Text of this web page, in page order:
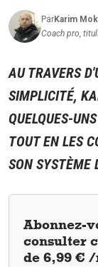
ParKarim
Coach pro,
AU TRAVERS
SIMPLICITÉ,
QUELQUES-
TOUT EN LES
SON SYSTÈME
Abonnez-
consulter
de 6,99 €